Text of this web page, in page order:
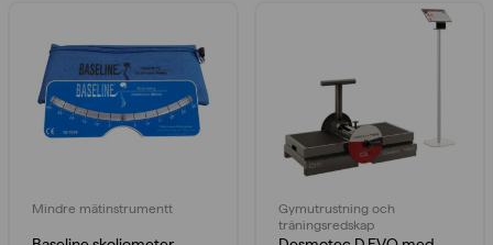
Mindre mätinstrumentt
Gymutrustning och
träningsredskap